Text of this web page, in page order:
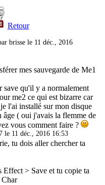
Retour
brisse le 11 déc., 2016
mes sauvegarde de Me1
save qu'il y a normalement
me2 ce qui est bizarre car
l'ai installé sur mon disque
âge ( oui j'avais la flemme de
vous comment faire ?
le 11 déc., 2016 16:53
tu dois aller chercher ta
> Save et tu copie ta
Char